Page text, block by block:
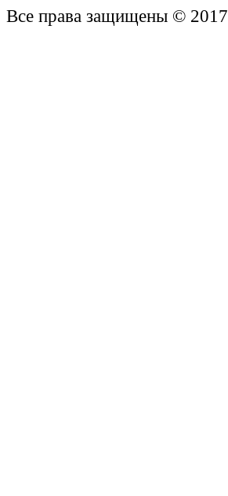
Все права защищены © 2017